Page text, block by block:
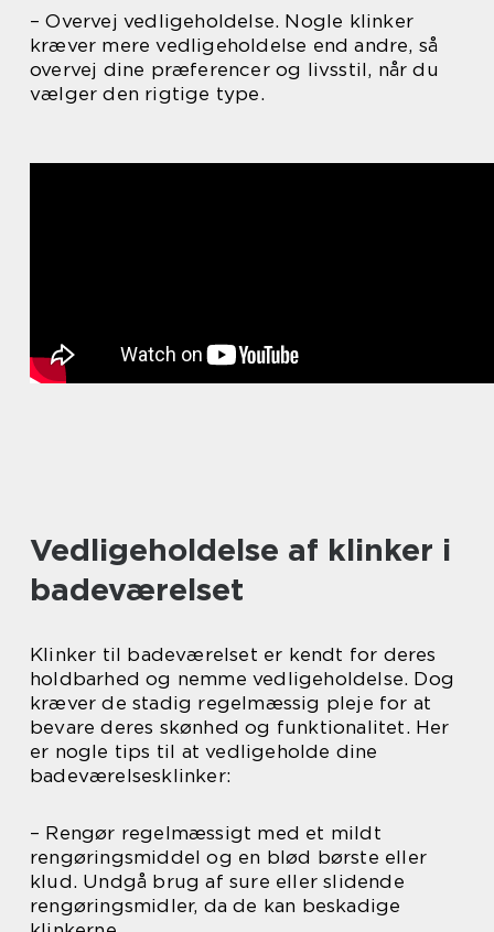
– Overvej vedligeholdelse. Nogle klinker
kræver mere vedligeholdelse end andre, så
overvej dine præferencer og livsstil, når du
vælger den rigtige type.
Vedligeholdelse af klinker i
badeværelset
Klinker til badeværelset er kendt for deres
holdbarhed og nemme vedligeholdelse. Dog
kræver de stadig regelmæssig pleje for at
bevare deres skønhed og funktionalitet. Her
er nogle tips til at vedligeholde dine
badeværelsesklinker:
– Rengør regelmæssigt med et mildt
rengøringsmiddel og en blød børste eller
klud. Undgå brug af sure eller slidende
rengøringsmidler, da de kan beskadige